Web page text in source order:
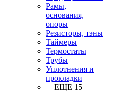
Рамы,
основания,
опоры
Резисторы, тэны
Таймеры
Термостаты
Трубы
Уплотнения и
прокладки
+ ЕЩЕ 15